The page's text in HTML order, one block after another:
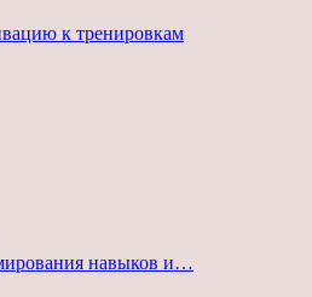
к тренировкам
навыков и…